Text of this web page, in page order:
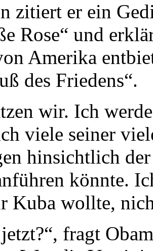
zitiert er ein
Rose“ und
Amerika
des Friedens“.
wir. Ich
viele seiner
hinsichtlich
könnte.
Kuba wollte,
fragt